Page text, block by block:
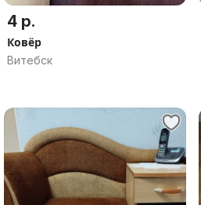
4 р.
Ковёр
Витебск